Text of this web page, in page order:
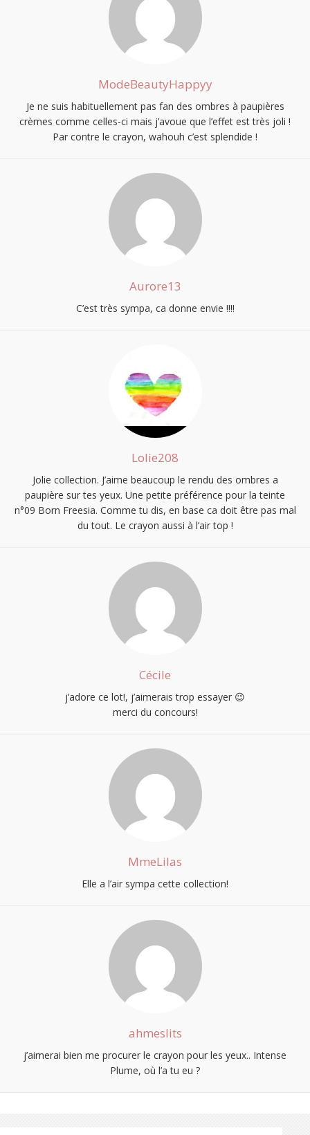
ModeBeautyHappyy
Je ne suis habituellement pas fan des ombres à paupières
crèmes comme celles-ci mais j’avoue que l’effet est très joli !
Par contre le crayon, wahouh c’est splendide !
Aurore13
C’est très sympa, ca donne envie !!!!
Lolie208
Jolie collection. J’aime beaucoup le rendu des ombres a
paupière sur tes yeux. Une petite préférence pour la teinte
n°09 Born Freesia. Comme tu dis, en base ca doit être pas mal
du tout. Le crayon aussi à l’air top !
Cécile
j’adore ce lot!, j’aimerais trop essayer 😉
merci du concours!
MmeLilas
Elle a l’air sympa cette collection!
ahmeslits
j’aimerai bien me procurer le crayon pour les yeux.. Intense
Plume, où l’a tu eu ?